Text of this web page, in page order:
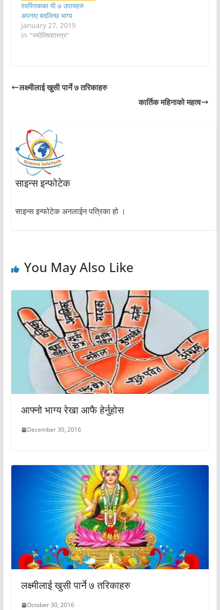
स्वस्तिकका यी ७ उपायहरु
अपनाए बदलिन्छ भाग्य
January 27, 2019
In "ज्योतिषशास्त्र"
लक्ष्मीलाई खुसी पार्ने ७ तरिकाहरु
कार्तिक महिनाको महत्व
साइन्स इन्फोटेक
साइन्स इन्फोटेक अनलाईन पत्रिका हो ।
You May Also Like
आफ्नो भाग्य रेखा आफै हेर्नुहोस
December 30, 2016
लक्ष्मीलाई खुसी पार्ने ७ तरिकाहरु
October 30, 2016